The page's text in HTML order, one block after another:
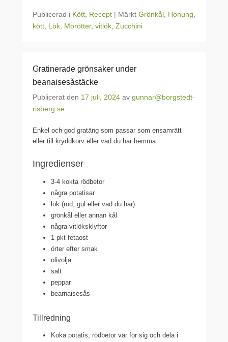
Publicerad i Kött Recept | Märkt Grönkål Honung
kött Lök Morötter, vitlök Zucchini
Gratinerade grönsaker under
beanaisesåstäcke
Publicerat den 17 juli, 2024 av gunnar@borgstedt-
risberg.se
Enkel och god gratäng som passar som ensamrätt
eller till kryddkorv eller vad du har hemma.
Ingredienser
3-4 kokta rödbetor
några potatisar
lök (röd, gul eller vad du har)
grönkål eller annan kål
några vitlöksklyftor
1 pkt fetaost
örter efter smak
olivolja
salt
peppar
bearnaisesås
Tillredning
Koka potatis, rödbetor var för sig och dela i